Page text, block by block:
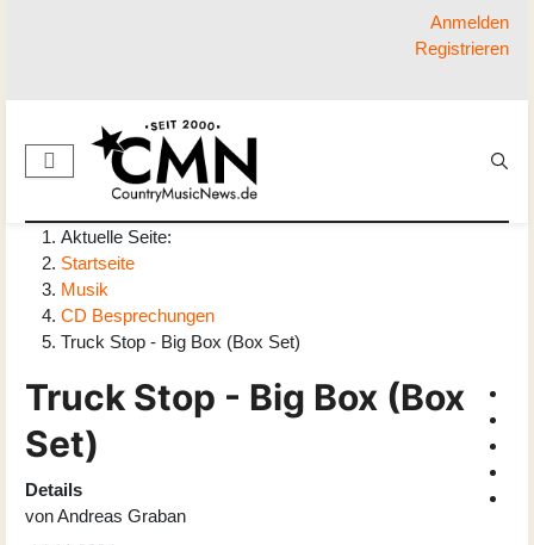
Anmelden
Registrieren
Aktuelle Seite:
Startseite
Musik
CD Besprechungen
Truck Stop - Big Box (Box Set)
Truck Stop - Big Box (Box
Set)
Details
vonAndreas Graban